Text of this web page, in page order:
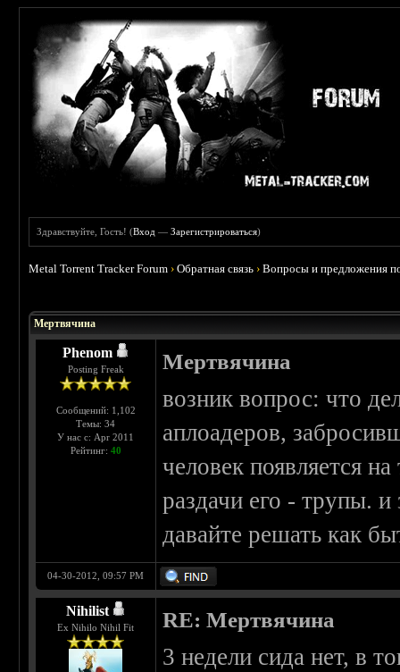
Здравствуйте, Гость! (Вход —Зарегистрироваться)
Metal Torrent Tracker Forum ›Обратная связь ›Вопросы и предложения
Мертвячина
Phenom
Posting Freak
Сообщений: 1,102
Темы: 34
У нас с: Apr 2011
Рейтинг: 40
Мертвячина
возник вопрос: что
аплоадеров,
человек появляется
раздачи его - трупы. и
давайте решать как
04-30-2012, 09:57 PM
Nihilist
Ex Nihilo Nihil Fit RE: Мертвячина
3 недели сида нет, в